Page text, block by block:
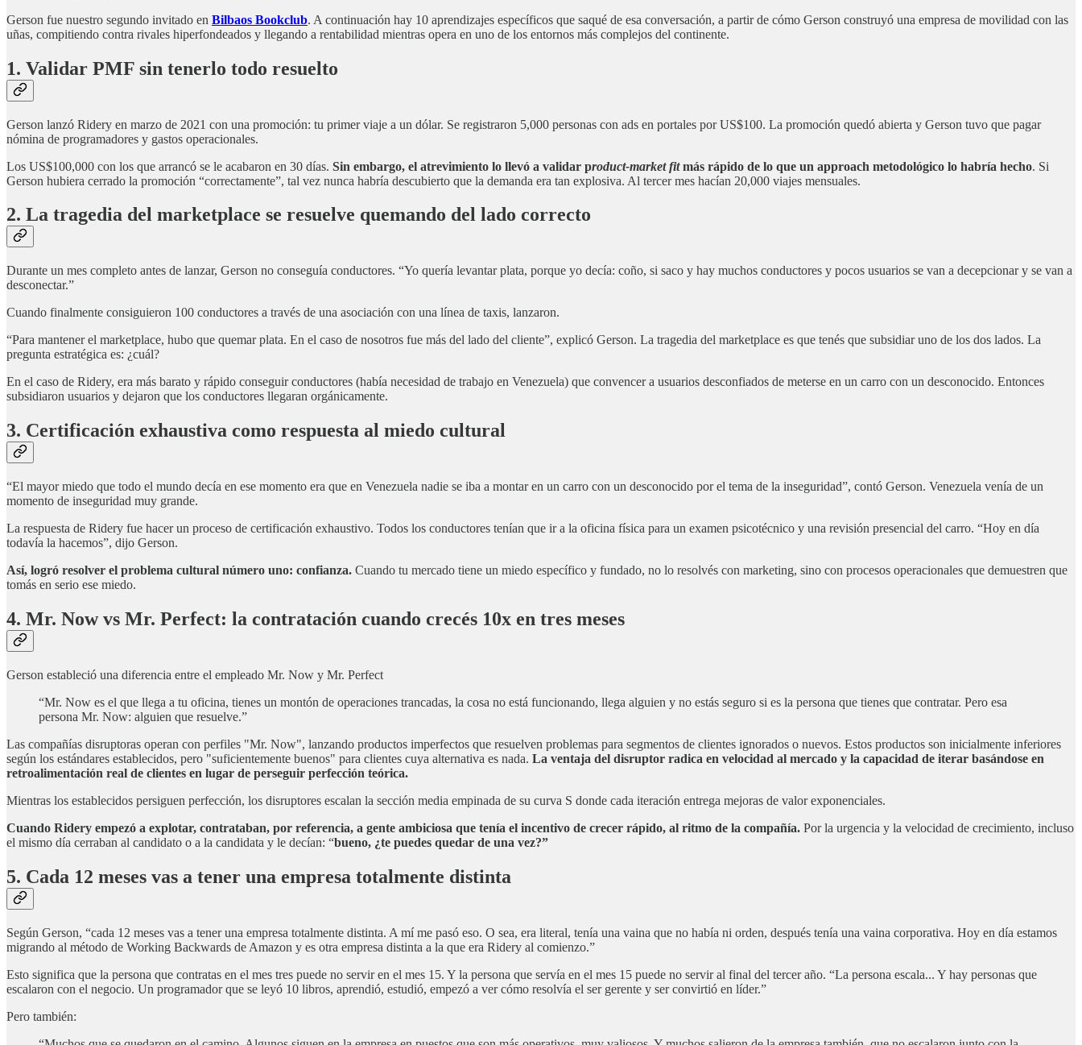
Gerson fue nuestro segundo invitado en Bilbaos Bookclub. A continuación hay 10 aprendizajes específicos que saqué de esa conversación, a partir de cómo Gerson construyó una empresa de movilidad con las
uñas, compitiendo contra rivales hiperfondeados y llegando a rentabilidad mientras opera en uno de los entornos más complejos del continente.
1. Validar PMF sin tenerlo todo resuelto
Gerson lanzó Ridery en marzo de 2021 con una promoción: tu primer viaje a un dólar. Se registraron 5,000 personas con ads en portales por US$100. La promoción quedó abierta y Gerson tuvo que pagar
nómina de programadores y gastos operacionales.
Los US$100,000 con los que arrancó se le acabaron en 30 días. Sin embargo, el atrevimiento lo llevó a validar product-market fitmás rápido de lo que un approach metodológico lo habría hecho. Si
Gerson hubiera cerrado la promoción “correctamente”, tal vez nunca habría descubierto que la demanda era tan explosiva. Al tercer mes hacían 20,000 viajes mensuales.
2. La tragedia del marketplace se resuelve quemando del lado correcto
Durante un mes completo antes de lanzar, Gerson no conseguía conductores. “Yo quería levantar plata, porque yo decía: coño, si saco y hay muchos conductores y pocos usuarios se van a decepcionar y se van a
desconectar.”
Cuando finalmente consiguieron 100 conductores a través de una asociación con una línea de taxis, lanzaron.
“Para mantener el marketplace, hubo que quemar plata. En el caso de nosotros fue más del lado del cliente”, explicó Gerson. La tragedia del marketplace es que tenés que subsidiar uno de los dos lados. La
pregunta estratégica es: ¿cuál?
En el caso de Ridery, era más barato y rápido conseguir conductores (había necesidad de trabajo en Venezuela) que convencer a usuarios desconfiados de meterse en un carro con un desconocido. Entonces
subsidiaron usuarios y dejaron que los conductores llegaran orgánicamente.
3. Certificación exhaustiva como respuesta al miedo cultural
“El mayor miedo que todo el mundo decía en ese momento era que en Venezuela nadie se iba a montar en un carro con un desconocido por el tema de la inseguridad”, contó Gerson. Venezuela venía de un
momento de inseguridad muy grande.
La respuesta de Ridery fue hacer un proceso de certificación exhaustivo. Todos los conductores tenían que ir a la oficina física para un examen psicotécnico y una revisión presencial del carro. “Hoy en día
todavía la hacemos”, dijo Gerson.
Así, logró resolver el problema cultural número uno: confianza. Cuando tu mercado tiene un miedo específico y fundado, no lo resolvés con marketing, sino con procesos operacionales que demuestren que
tomás en serio ese miedo.
4. Mr. Now vs Mr. Perfect: la contratación cuando crecés 10x en tres meses
Gerson estableció una diferencia entre el empleado Mr. Now y Mr. Perfect
“Mr. Now es el que llega a tu oficina, tienes un montón de operaciones trancadas, la cosa no está funcionando, llega alguien y no estás seguro si es la persona que tienes que contratar. Pero esa
persona Mr. Now: alguien que resuelve.”
Las compañías disruptoras operan con perfiles "Mr. Now", lanzando productos imperfectos que resuelven problemas para segmentos de clientes ignorados o nuevos. Estos productos son inicialmente inferiores
según los estándares establecidos, pero "suficientemente buenos" para clientes cuya alternativa es nada. La ventaja del disruptor radica en velocidad al mercado y la capacidad de iterar basándose en
retroalimentación real de clientes en lugar de perseguir perfección teórica.
Mientras los establecidos persiguen perfección, los disruptores escalan la sección media empinada de su curva S donde cada iteración entrega mejoras de valor exponenciales.
Cuando Ridery empezó a explotar, contrataban, por referencia, a gente ambiciosa que tenía el incentivo de crecer rápido, al ritmo de la compañía. Por la urgencia y la velocidad de crecimiento, incluso
el mismo día cerraban al candidato o a la candidata y le decían: “bueno, ¿te puedes quedar de una vez?”
5. Cada 12 meses vas a tener una empresa totalmente distinta
Según Gerson, “cada 12 meses vas a tener una empresa totalmente distinta. A mí me pasó eso. O sea, era literal, tenía una vaina que no había ni orden, después tenía una vaina corporativa. Hoy en día estamos
migrando al método de Working Backwards de Amazon y es otra empresa distinta a la que era Ridery al comienzo.”
Esto significa que la persona que contratas en el mes tres puede no servir en el mes 15. Y la persona que servía en el mes 15 puede no servir al final del tercer año. “La persona escala... Y hay personas que
escalaron con el negocio. Un programador que se leyó 10 libros, aprendió, estudió, empezó a ver cómo resolvía el ser gerente y ser convirtió en líder.”
Pero también: